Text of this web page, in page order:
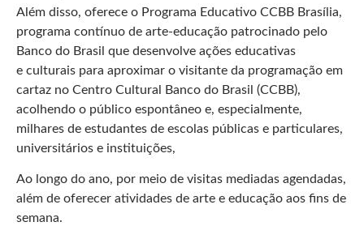
Além disso, oferece o Programa Educativo CCBB Brasília,
programa contínuo de arte-educação patrocinado pelo
Banco do Brasil que desenvolve ações educativas
e culturais para aproximar o visitante da programação em
cartaz no Centro Cultural Banco do Brasil (CCBB),
acolhendo o público espontâneo e, especialmente,
milhares de estudantes de escolas públicas e particulares,
universitários e instituições,
Ao longo do ano, por meio de visitas mediadas agendadas,
além de oferecer atividades de arte e educação aos fins de
semana.